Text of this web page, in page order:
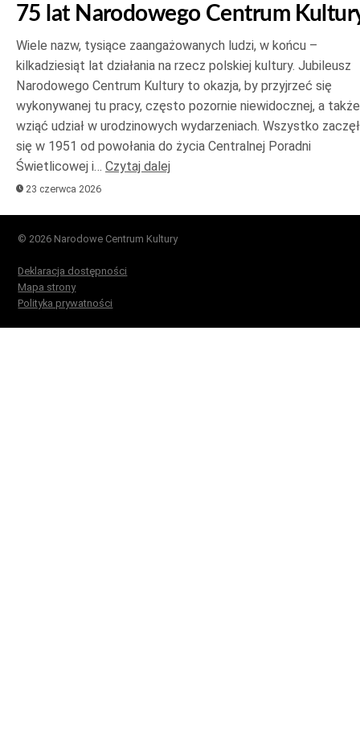
75 lat Narodowego Centrum
Wiele nazw, tysiące zaangażowanych ludzi, w końcu –
kilkadziesiąt lat działania na rzecz polskiej kultury. Jubileusz
Narodowego Centrum Kultury to okazja, by przyjrzeć się
wykonywanej tu pracy, często pozornie niewidocznej, a także
wziąć udział w urodzinowych wydarzeniach. Wszystko
się w 1951 od powołania do życia Centralnej Poradni
Świetlicowej i… Czytaj dalej
23 czerwca 2026
© 2026 Narodowe Centrum Kultury
Deklaracja dostępności
Mapa strony
Polityka prywatności